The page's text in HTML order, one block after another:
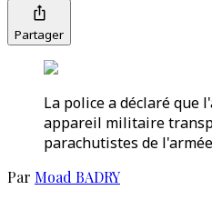
Partager
La police a déclaré que
appareil militaire
parachutistes de
Par Moad BADRY